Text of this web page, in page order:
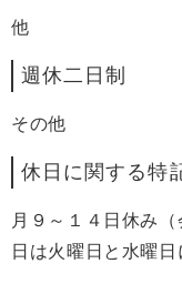
他
週休二日制
その他
休日に関する特
月９～１４日休み
日は火曜日と水曜日